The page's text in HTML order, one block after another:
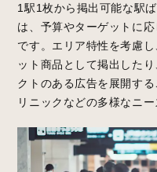
1駅1枚から掲出可能な駅
は、予算やターゲットに
です。エリア特性を考慮
ット商品として掲出した
クトのある広告を展開す
リニックなどの多様なニー